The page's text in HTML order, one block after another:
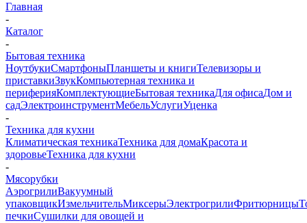
Главная
-
Каталог
-
Бытовая техника
НоутбукиСмартфоныПланшеты и книгиТелевизоры и
приставкиЗвукКомпьютерная техника и
периферияКомплектующиеБытовая техникаДля офисаДом и
садЭлектроинструментМебельУслугиУценка
-
Техника для кухни
Климатическая техникаТехника для домаКрасота и
здоровьеТехника для кухни
-
Мясорубки
АэрогрилиВакуумный
упаковщикИзмельчительМиксерыЭлектрогрилиФритюрницы
печкиСушилки для овощей и